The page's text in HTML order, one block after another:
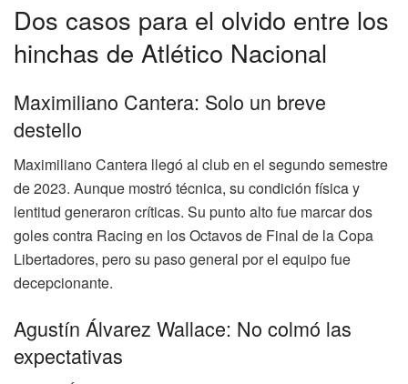
Dos casos para el olvido entre los
hinchas de Atlético Nacional
Maximiliano Cantera: Solo un breve
destello
Maximiliano Cantera llegó al club en el segundo semestre
de 2023. Aunque mostró técnica, su condición física y
lentitud generaron críticas. Su punto alto fue marcar dos
goles contra Racing en los Octavos de Final de la Copa
Libertadores, pero su paso general por el equipo fue
decepcionante.
Agustín Álvarez Wallace: No colmó las
expectativas